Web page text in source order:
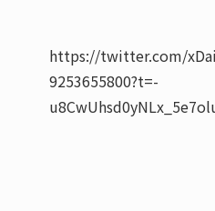
https://twitter.com/
9253655800?t=-